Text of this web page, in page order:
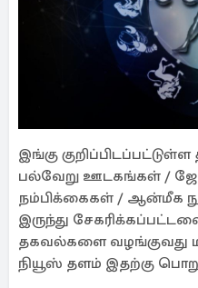
இங்கு
பல்வேறு ஊடகங்கள் /
நம்பிக்கைகள் / ஆன்மீக
இருந்து
தகவல்களை வழங்குவது
நியூஸ் தளம் இதற்கு